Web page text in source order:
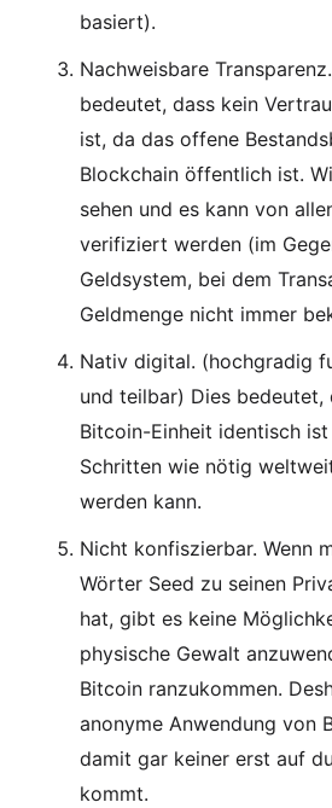
basiert).
Nachweisbare
bedeutet, dass kein
ist, da das offene
Blockchain öffentlich ist.
sehen und es kann von
verifiziert werden (im
Geldsystem, bei dem
Geldmenge nicht immer
Nativ digital. (hochgradig
und teilbar) Dies bedeutet,
Bitcoin-Einheit identisch
Schritten wie nötig
werden kann.
Nicht konfiszierbar. Wenn
Wörter Seed zu seinen
hat, gibt es keine
physische Gewalt
Bitcoin ranzukommen.
anonyme Anwendung von
damit gar keiner erst auf
kommt.